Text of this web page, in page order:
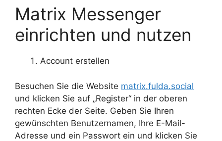
Matrix Messenger
einrichten und nutzen
Account erstellen
Besuchen Sie die Website matrix.fulda.social
und klicken Sie auf „Register“ in der oberen
rechten Ecke der Seite. Geben Sie Ihren
gewünschten Benutzernamen, Ihre E-Mail-
Adresse und ein Passwort ein und klicken Sie